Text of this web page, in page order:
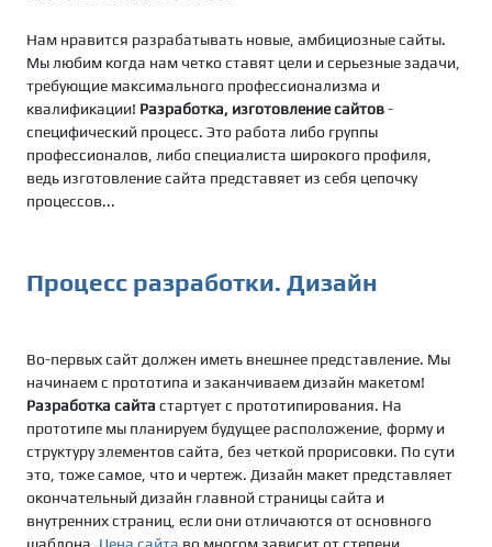
Нам нравится разрабатывать новые, амбициозные сайты.
Мы любим когда нам четко ставят цели и серьезные задачи,
требующие максимального профессионализма и
квалификации! Разработка, изготовление сайтов-
специфический процесс. Это работа либо группы
профессионалов, либо специалиста широкого профиля,
ведь изготовление сайта представяет из себя цепочку
процессов...
Процесс разработки. Дизайн
Во-первых сайт должен иметь внешнее представление. Мы
начинаем с прототипа и заканчиваем дизайн макетом!
Разработка сайта стартует с прототипирования. На
прототипе мы планируем будущее расположение, форму и
структуру элементов сайта, без четкой прорисовки. По сути
это, тоже самое, что и чертеж. Дизайн макет представляет
окончательный дизайн главной страницы сайта и
внутренних страниц, если они отличаются от основного
шаблона. Цена сайта во многом зависит от степени